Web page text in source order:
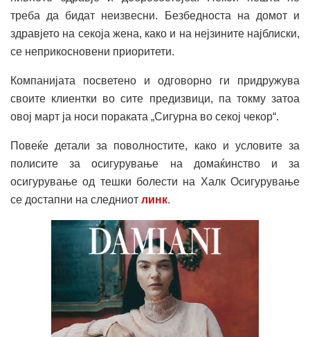
треба да бидат неизвесни. Безбедноста на домот и
здравјето на секоја жена, како и на нејзините најблиски,
се неприкосновени приоритети.
Компанијата посветено и одговорно ги придружува
своите клиентки во сите предизвици, па токму затоа
овој март ја носи пораката „Сигурна во секој чекор“.
Повеќе детали за поволностите, како и условите за
полисите за осигурување на домаќинство и за
осигурување од тешки болести на Халк Осигурување
се достапни на следниот линк.